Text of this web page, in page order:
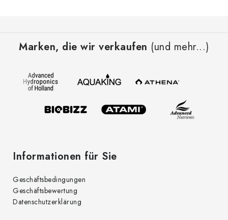
Marken, die wir verkaufen (und mehr...)
Informationen für Sie
Geschäftsbedingungen
Geschäftsbewertung
Datenschutzerklärung